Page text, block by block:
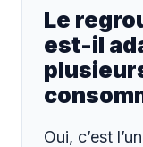
Le
est-il
Oui, c’est